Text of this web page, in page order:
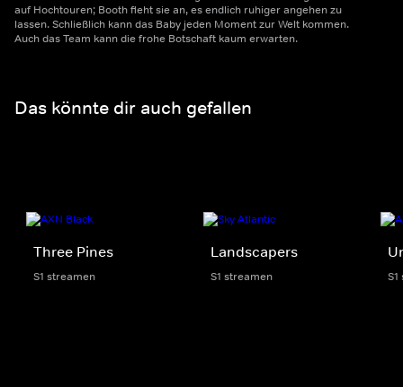
auf Hochtouren; Booth fleht sie an, es endlich ruhiger angehen zu
lassen. Schließlich kann das Baby jeden Moment zur Welt kommen.
Auch das Team kann die frohe Botschaft kaum erwarten.
Das könnte dir auch gefallen
Three Pines
S1 streamen
Landscapers
S1 streamen